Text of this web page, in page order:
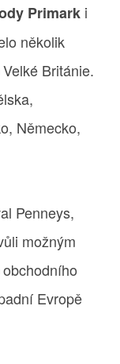
Primark i
několik
Británie.
Německo,
Penneys,
možným
Evropě